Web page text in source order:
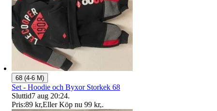
68 (4-6 M)
Set - Hoodie och Byxor Storkek 68
Sluttid7 aug 20:24.
Pris:89 kr,Eller Köp nu 99 kr,.